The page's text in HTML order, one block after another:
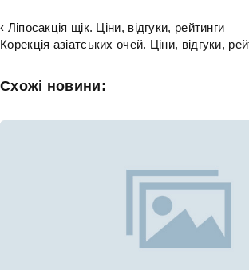
‹ Ліпосакція щік. Ціни, відгуки, рейтинги
Корекція азіатських очей. Ціни, відгуки,
Схожі новини: